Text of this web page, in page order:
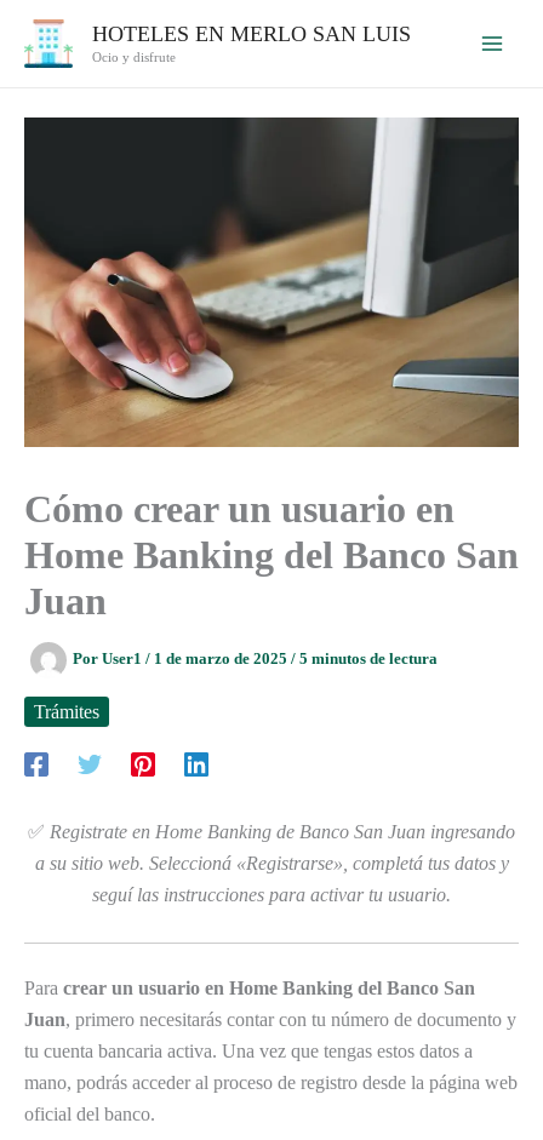
HOTELES EN MERLO SAN LUIS
Ocio y disfrute
Cómo crear un usuario en
Home Banking del Banco San
Juan
Por User1 / 1 de marzo de 2025 / 5 minutos de lectura
Trámites
✅ Registrate en Home Banking de Banco San Juan ingresando
a su sitio web. Seleccioná «Registrarse», completá tus datos y
seguí las instrucciones para activar tu usuario.
Para crear un usuario en Home Banking del Banco San
Juan, primero necesitarás contar con tu número de documento y
tu cuenta bancaria activa. Una vez que tengas estos datos a
mano, podrás acceder al proceso de registro desde la página web
oficial del banco.